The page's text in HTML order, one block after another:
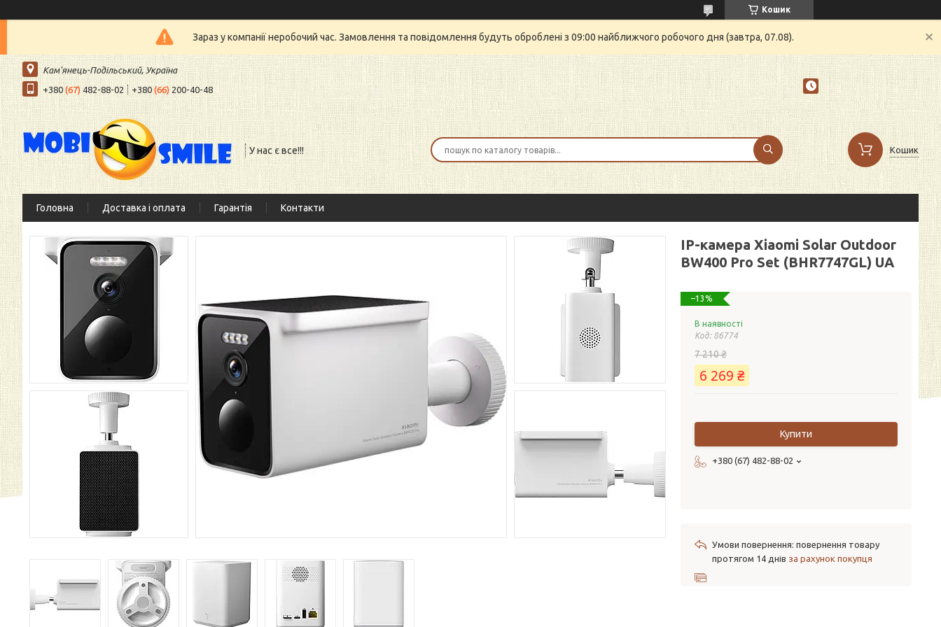
Кошик
Зараз у компанії неробочий час. Замовлення та повідомлення будуть оброблені з 09:00 найближчого робочого дня (завтра, 07.08).
Кам'янець-Подільський, Україна
+380 (67) 482-88-02 +380(66) 200-40-48
У нас є все!!! Кошик
Головна Доставка і оплата Гарантія Контакти
IP-камера Xiaomi Solar Outdoor
BW400 Pro Set (BHR7747GL) UA
–13%
В наявності
Код: 86774
7 210 ₴
6 269 ₴
Купити
+380 (67) 482-88-02
повернення товару
протягом 14 днів за рахунок покупця